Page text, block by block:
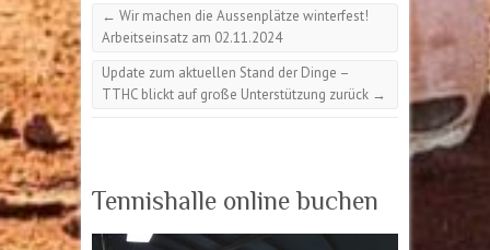
← Wir machen die Aussenplätze winterfest!
Arbeitseinsatz am 02.11.2024
Update zum aktuellen Stand der Dinge –
TTHC blickt auf große Unterstützung zurück →
Tennishalle online buchen